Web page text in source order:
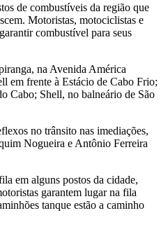
de combustíveis da região que
Motoristas, motociclistas e
combustível para seus
na Avenida América
em frente à Estácio de Cabo Frio;
Cabo; Shell, no balneário de São
no trânsito nas imediações,
Nogueira e Antônio Ferreira
em alguns postos da cidade,
garantem lugar na fila
tanque estão a caminho